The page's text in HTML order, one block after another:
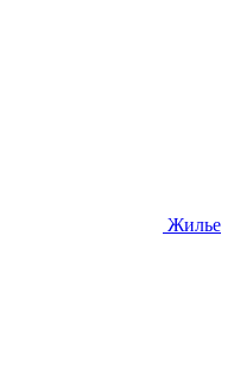
Жилье